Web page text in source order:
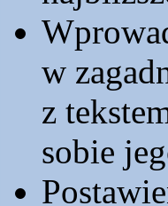
w
z
sobie